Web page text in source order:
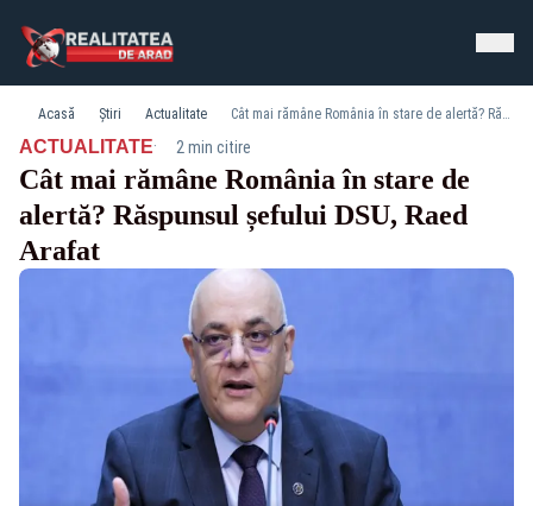
Acasă Știri Actualitate Cât mai rămâne România în stare de alertă? Răspunsul șefului DSU, Raed Arafat
ACTUALITATE· 2 min citire
Cât mai rămâne România în stare de
alertă? Răspunsul șefului DSU, Raed
Arafat